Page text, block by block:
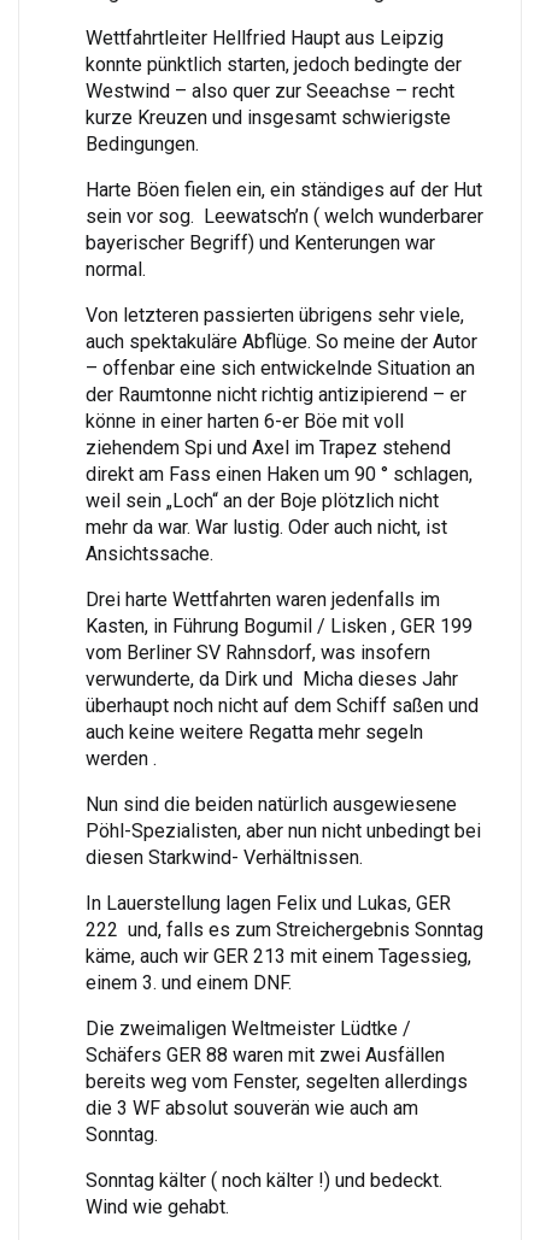
Wettfahrtleiter Hellfried Haupt aus Leipzig
konnte pünktlich starten, jedoch bedingte der
Westwind – also quer zur Seeachse – recht
kurze Kreuzen und insgesamt schwierigste
Bedingungen.
Harte Böen fielen ein, ein ständiges auf der Hut
sein vor sog. Leewatsch’n ( welch wunderbarer
bayerischer Begriff) und Kenterungen war
normal.
Von letzteren passierten übrigens sehr viele,
auch spektakuläre Abflüge. So meine der Autor
– offenbar eine sich entwickelnde Situation an
der Raumtonne nicht richtig antizipierend – er
könne in einer harten 6-er Böe mit voll
ziehendem Spi und Axel im Trapez stehend
direkt am Fass einen Haken um 90 ° schlagen,
weil sein „Loch“ an der Boje plötzlich nicht
mehr da war. War lustig. Oder auch nicht, ist
Ansichtssache.
Drei harte Wettfahrten waren jedenfalls im
Kasten, in Führung Bogumil / Lisken , GER 199
vom Berliner SV Rahnsdorf, was insofern
verwunderte, da Dirk und Micha dieses Jahr
überhaupt noch nicht auf dem Schiff saßen und
auch keine weitere Regatta mehr segeln
werden .
Nun sind die beiden natürlich ausgewiesene
Pöhl-Spezialisten, aber nun nicht unbedingt bei
diesen Starkwind- Verhältnissen.
In Lauerstellung lagen Felix und Lukas, GER
222 und, falls es zum Streichergebnis Sonntag
käme, auch wir GER 213 mit einem Tagessieg,
einem 3. und einem DNF.
Die zweimaligen Weltmeister Lüdtke /
Schäfers GER 88 waren mit zwei Ausfällen
bereits weg vom Fenster, segelten allerdings
die 3 WF absolut souverän wie auch am
Sonntag.
Sonntag kälter ( noch kälter !) und bedeckt.
Wind wie gehabt.